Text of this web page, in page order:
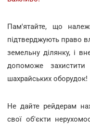
Пам'ятайте, що
підтверджують право
земельну ділянку, і
допоможе
шахрайських оборудок!
Не дайте рейдерам
свої об'єкти